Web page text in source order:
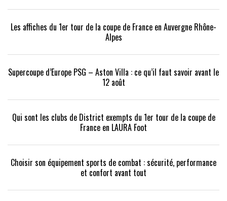
Les affiches du 1er tour de la coupe de France en Auvergne Rhône-
Alpes
Supercoupe d’Europe PSG – Aston Villa : ce qu’il faut savoir avant le
12 août
Qui sont les clubs de District exempts du 1er tour de la coupe de
France en LAURA Foot
Choisir son équipement sports de combat : sécurité, performance
et confort avant tout